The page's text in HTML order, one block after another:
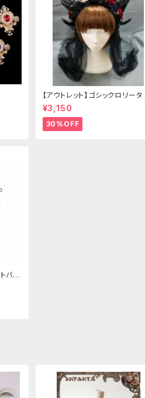
【アウトレット】ゴシックロリータ
ールドクラウン＆ホーン(ヴェール
付き)
¥3,150
30%OFF
バッ